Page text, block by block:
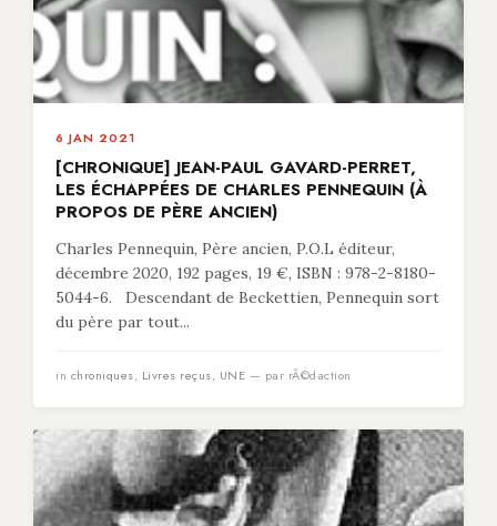
6 JAN 2021
[CHRONIQUE] JEAN-PAUL GAVARD-PERRET,
LES ÉCHAPPÉES DE CHARLES PENNEQUIN (À
PROPOS DE PÈRE ANCIEN)
Charles Pennequin, Père ancien, P.O.L éditeur,
décembre 2020, 192 pages, 19 €, ISBN : 978-2-8180-
5044-6. Descendant de Beckettien, Pennequin sort
du père par tout...
in chroniques, Livres reçus, UNE — par rÃ©daction